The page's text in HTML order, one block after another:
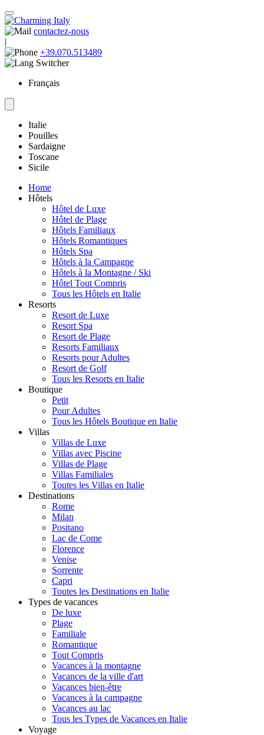
contactez-nous
|
+39.070.513489
Français
Italie
Pouilles
Sardaigne
Toscane
Sicile
Home
Hôtels
Hôtel de Luxe
Hôtel de Plage
Hôtels Familiaux
Hôtels Romantiques
Hôtels Spa
Hôtels à la Campagne
Hôtels à la Montagne / Ski
Hôtel Tout Compris
Tous les Hôtels en Italie
Resorts
Resort de Luxe
Resort Spa
Resort de Plage
Resorts Familiaux
Resorts pour Adultes
Resort de Golf
Tous les Resorts en Italie
Boutique
Petit
Pour Adultes
Tous les Hôtels Boutique en Italie
Villas
Villas de Luxe
Villas avec Piscine
Villas de Plage
Villas Familiales
Toutes les Villas en Italie
Destinations
Rome
Milan
Positano
Lac de Come
Florence
Venise
Sorrente
Capri
Toutes les Destinations en Italie
Types de vacances
De luxe
Plage
Familiale
Romantique
Tout Compris
Vacances à la montagne
Vacances de la ville d'art
Vacances bien-être
Vacances à la campagne
Vacances au lac
Tous les Types de Vacances en Italie
Voyage